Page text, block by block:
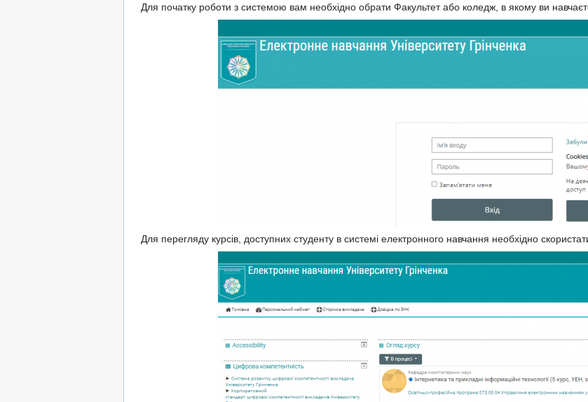
Для початку роботи з системою вам необхідно обрати Факультет або коледж, в якому ви
Для перегляду курсів, доступних студенту в системі електронного навчання необхідно